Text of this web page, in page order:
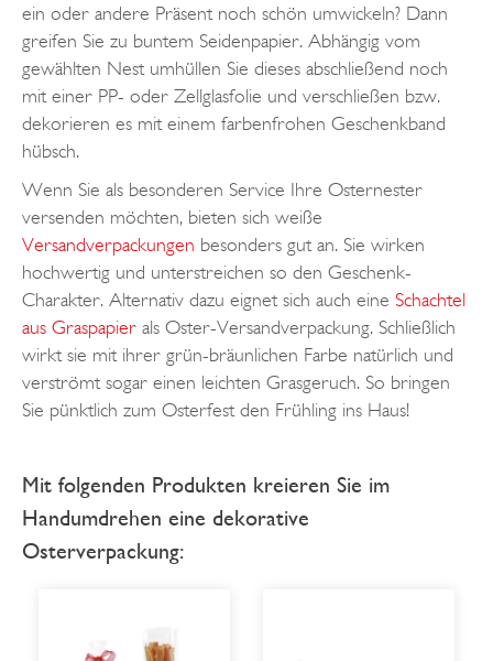
ein oder andere Präsent noch schön umwickeln? Dann
greifen Sie zu buntem Seidenpapier. Abhängig vom
gewählten Nest umhüllen Sie dieses abschließend noch
mit einer PP- oder Zellglasfolie und verschließen bzw.
dekorieren es mit einem farbenfrohen Geschenkband
hübsch.
Wenn Sie als besonderen Service Ihre Osternester
versenden möchten, bieten sich weiße
Versandverpackungen besonders gut an. Sie wirken
hochwertig und unterstreichen so den Geschenk-
Charakter. Alternativ dazu eignet sich auch eine Schachtel
aus Graspapier als Oster-Versandverpackung. Schließlich
wirkt sie mit ihrer grün-bräunlichen Farbe natürlich und
verströmt sogar einen leichten Grasgeruch. So bringen
Sie pünktlich zum Osterfest den Frühling ins Haus!
Mit folgenden Produkten kreieren Sie im
Handumdrehen eine dekorative
Osterverpackung: